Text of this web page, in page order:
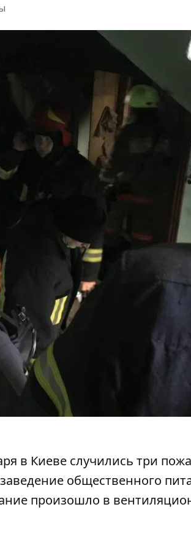
в Киеве случились три
общественного
произошло в